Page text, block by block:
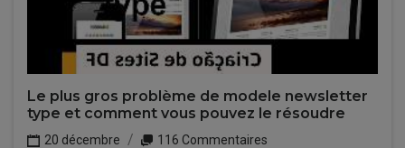
Le plus gros problème de modele newsletter
type et comment vous pouvez le résoudre
20 décembre
116 Commentaires